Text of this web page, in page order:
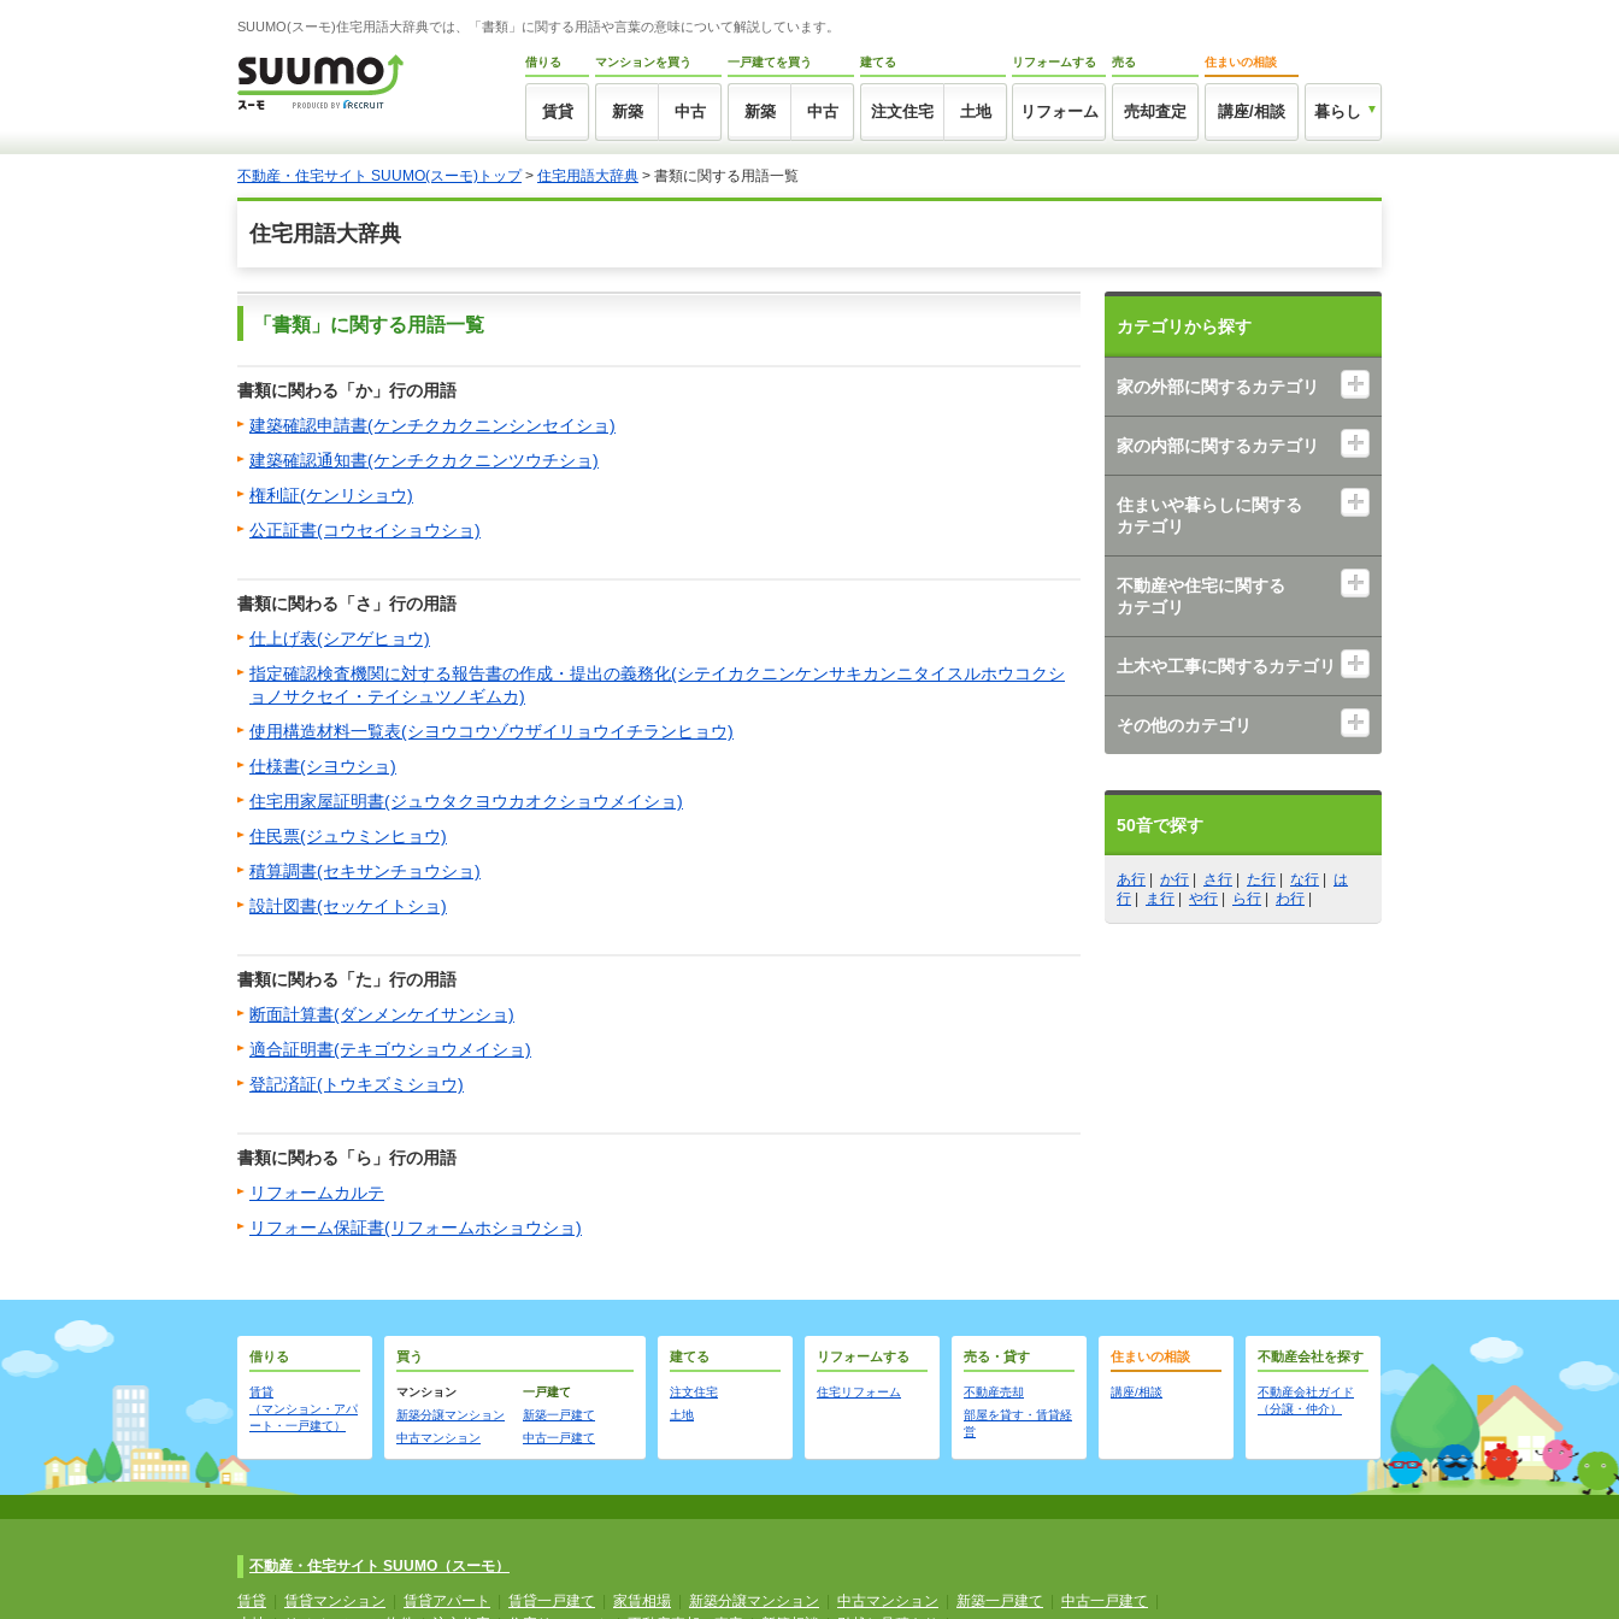
SUUMO(スーモ)住宅用語大辞典では、「書類」に関する用語や言葉の意味について解説しています。
借りる
賃貸
マンションを買う
新築 中古
一戸建てを買う
新築 中古
建てる
注文住宅 土地
リフォームする
リフォーム
売る
売却査定
住まいの相談
講座/相談 暮らし
不動産・住宅サイト SUUMO(スーモ)トップ> 住宅用語大辞典 > 書類に関する用語一覧
住宅用語大辞典
「書類」に関する用語一覧
書類に関わる「か」行の用語
建築確認申請書(ケンチクカクニンシンセイショ)
建築確認通知書(ケンチクカクニンツウチショ)
権利証(ケンリショウ)
公正証書(コウセイショウショ)
書類に関わる「さ」行の用語
仕上げ表(シアゲヒョウ)
指定確認検査機関に対する報告書の作成・提出の義務化(シテイカクニンケンサキカンニタイスルホウコクシ
ョノサクセイ・テイシュツノギムカ)
使用構造材料一覧表(シヨウコウゾウザイリョウイチランヒョウ)
仕様書(シヨウショ)
住宅用家屋証明書(ジュウタクヨウカオクショウメイショ)
住民票(ジュウミンヒョウ)
積算調書(セキサンチョウショ)
設計図書(セッケイトショ)
書類に関わる「た」行の用語
断面計算書(ダンメンケイサンショ)
適合証明書(テキゴウショウメイショ)
登記済証(トウキズミショウ)
書類に関わる「ら」行の用語
リフォームカルテ
リフォーム保証書(リフォームホショウショ)
カテゴリから探す
家の外部に関するカテゴリ
家の内部に関するカテゴリ
住まいや暮らしに関する
カテゴリ
不動産や住宅に関する
カテゴリ
土木や工事に関するカテゴリ
その他のカテゴリ
50音で探す
あ行 か行 さ行 た行 な行
は
行
ま行 や行 ら行 わ行
借りる
賃貸
（マンション・アパ
ート・一戸建て）
買う
マンション
新築分譲マンション
中古マンション
一戸建て
新築一戸建て
中古一戸建て
建てる
注文住宅
土地
リフォームする
住宅リフォーム
売る・貸す
不動産売却
部屋を貸す・賃貸経
営
住まいの相談
講座/相談
不動産会社を探す
不動産会社ガイド
（分譲・仲介）
不動産・住宅サイト SUUMO（スーモ）
賃貸 賃貸マンション 賃貸アパート 賃貸一戸建て 家賃相場 新築分譲マンション 中古マンション 新築一戸建て 中古一戸建て